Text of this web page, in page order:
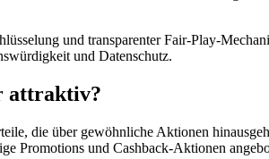
und transparenter Fair-Play-
und Datenschutz.
attraktiv?
die über gewöhnliche Aktionen
Promotions und Cashback-Aktionen